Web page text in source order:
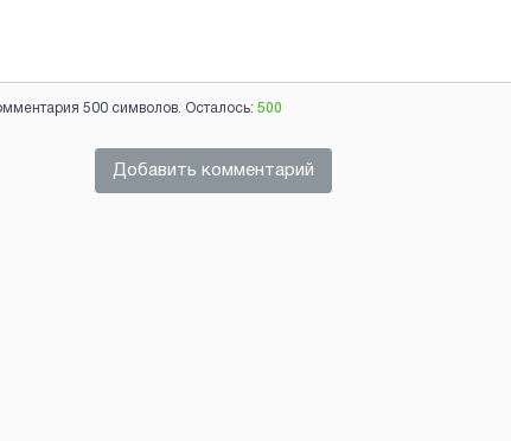
500 символов. Осталось: 500
Добавить комментарий